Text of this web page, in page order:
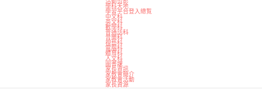
學科天地
學習平台登入總覧
中文科
英文科
數學科
普通話科
音樂科
視藝科
電腦科
體育科
人文科
圖書課
家長資訊
家教會簡介
家教會活動
家長資源